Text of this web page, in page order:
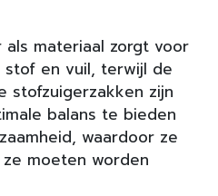
materiaal zorgt voor
en vuil, terwijl de
stofzuigerzakken zijn
balans te bieden
waardoor ze
moeten worden